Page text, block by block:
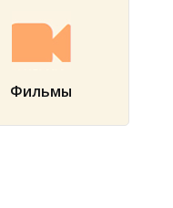
Фильмы